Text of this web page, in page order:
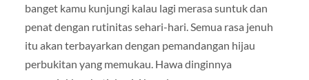
banget kamu kunjungi kalau lagi merasa suntuk dan
penat dengan rutinitas sehari-hari. Semua rasa jenuh
itu akan terbayarkan dengan pemandangan hijau
perbukitan yang memukau. Hawa dinginnya